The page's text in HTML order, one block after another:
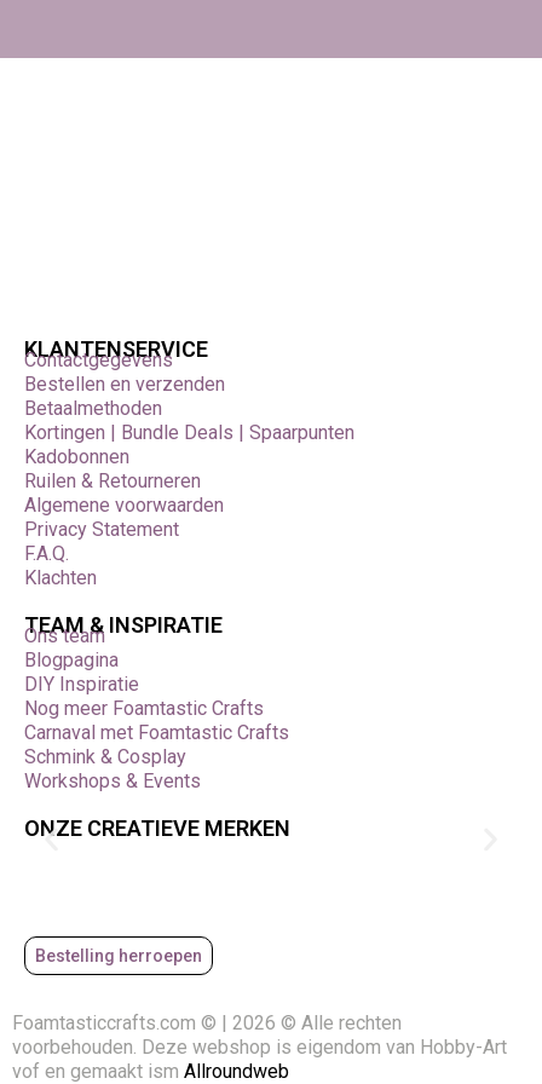
KLANTENSERVICE
Contactgegevens
Bestellen en verzenden
Betaalmethoden
Kortingen | Bundle Deals | Spaarpunten
Kadobonnen
Ruilen & Retourneren
Algemene voorwaarden
Privacy Statement
F.A.Q.
Klachten
TEAM & INSPIRATIE
Ons team
Blogpagina
DIY Inspiratie
Nog meer Foamtastic Crafts
Carnaval met Foamtastic Crafts
Schmink & Cosplay
Workshops & Events
ONZE CREATIEVE MERKEN
Bestelling herroepen
Foamtasticcrafts.com © | 2026 © Alle rechten
voorbehouden. Deze webshop is eigendom van Hobby-Art
vof en gemaakt ism Allroundweb